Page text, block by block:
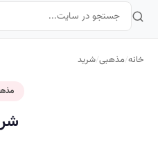
خانه/مذهبی/شرید